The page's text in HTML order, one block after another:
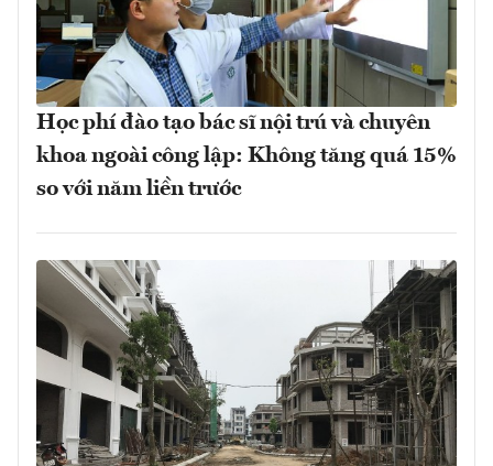
Học phí đào tạo bác sĩ nội trú và chuyên
khoa ngoài công lập: Không tăng quá 15%
so với năm liền trước